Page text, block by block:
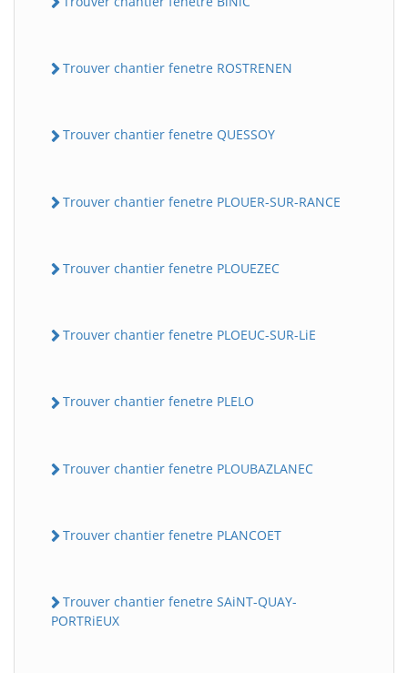
Trouver chantier fenetre ROSTRENEN
Trouver chantier fenetre QUESSOY
Trouver chantier fenetre PLOUER-SUR-RANCE
Trouver chantier fenetre PLOUEZEC
Trouver chantier fenetre PLOEUC-SUR-LiE
Trouver chantier fenetre PLELO
Trouver chantier fenetre PLOUBAZLANEC
Trouver chantier fenetre PLANCOET
Trouver chantier fenetre SAiNT-QUAY-
PORTRiEUX